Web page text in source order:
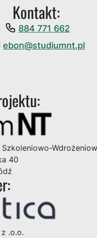
Kontakt:
884 771 662
ebon@studiumnt.pl
40
.o.o.